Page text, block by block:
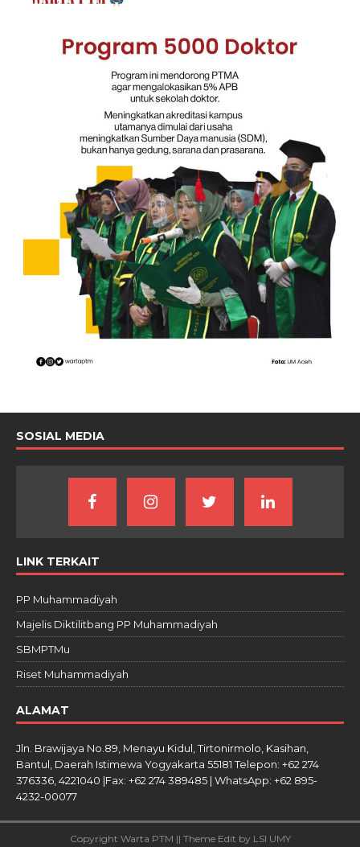
SOSIAL MEDIA
LINK TERKAIT
PP Muhammadiyah
Majelis Diktilitbang PP Muhammadiyah
SBMPTMu
Riset Muhammadiyah
ALAMAT
Jln. Brawijaya No.89, Menayu Kidul, Tirtonirmolo, Kasihan,
Bantul, Daerah Istimewa Yogyakarta 55181 Telepon: +62 274
376336, 4221040 |Fax: +62 274 389485 | WhatsApp: +62 895-
4232-00077
Copyright Warta PTM || Theme Edit by LSI UMY